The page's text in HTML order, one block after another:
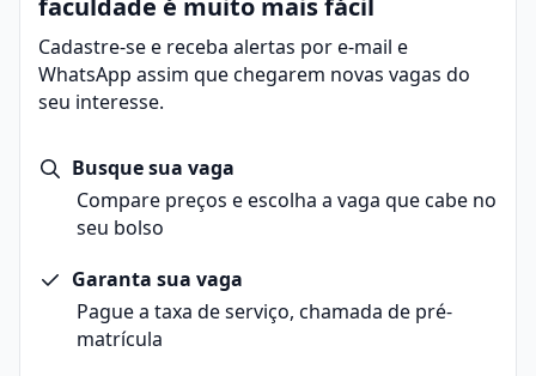
para preparar o estudante para a realidade do
mercado, promovendo vivências aplicadas. A
formação humanista é complementada por
ensino.
Os alunos são incentivados a explorar o
comportamento humano em suas diversas
interpessoais e conhecimento técnico de excelência.
aplicações práticas. Áreas como psicoterapia,
psicologia organizacional, pesquisa acadêmica e
psicologia clínica são amplamente exploradas.
Habilidades como escuta ativa, avaliação psicológica e
estudante às exigências do mercado.
A USJT oferece uma formação integral que vai além do
conhecimento técnico, preparando profissionais para
transformar vidas e contribuir para uma sociedade
faculdade é muito mais fácil
Cadastre-se e receba alertas por e-mail e
WhatsApp assim que chegarem novas vagas do
seu interesse.
Busque sua vaga
Compare preços e escolha a vaga que cabe no
seu bolso
Garanta sua vaga
Pague a taxa de serviço, chamada de pré-
matrícula